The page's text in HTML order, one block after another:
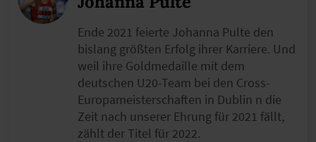
Ende 2021 feierte Johanna Pulte den
bislang größten Erfolg ihrer Karriere. Und
weil ihre Goldmedaille mit dem
deutschen U20-Team bei den Cross-
Europameisterschaften in Dublin n die
Zeit nach unserer Ehrung für 2021 fällt,
zählt der Titel für 2022.